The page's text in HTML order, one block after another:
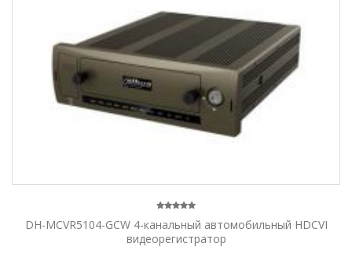
DH-MCVR5104-GCW 4-канальный автомобильный HDCVI
видеорегистратор